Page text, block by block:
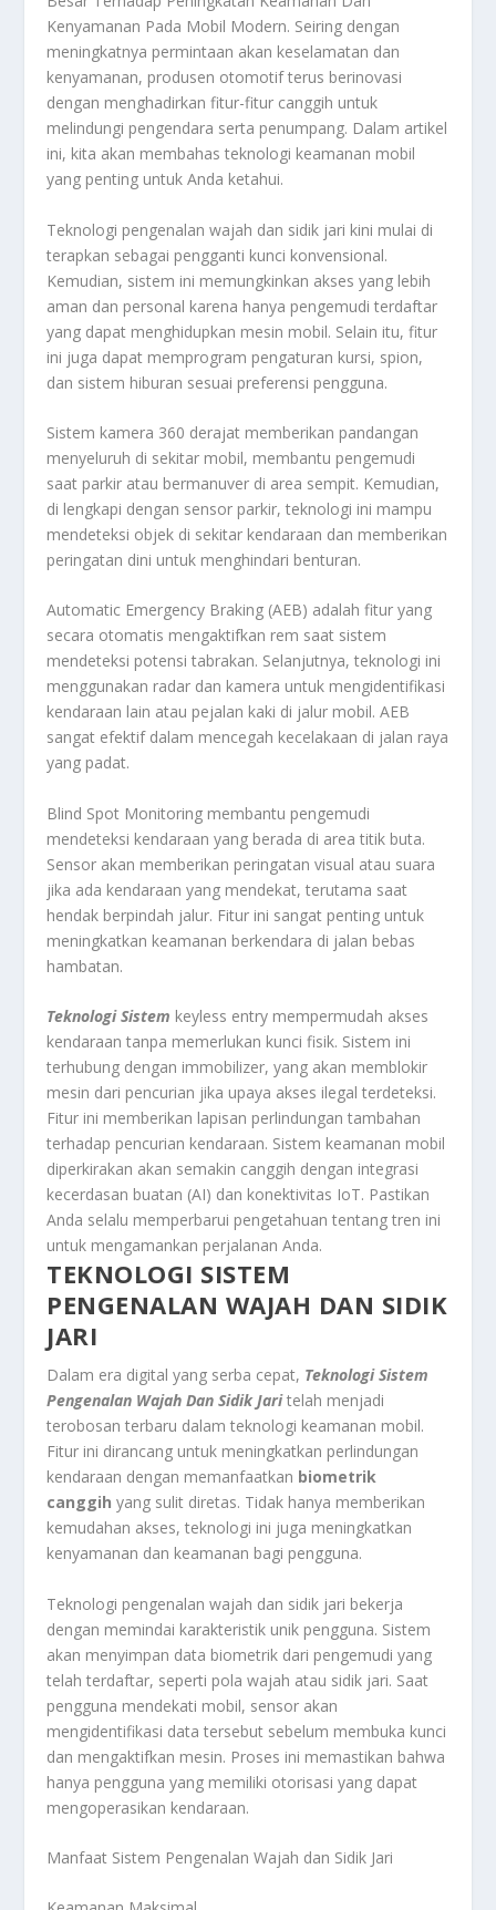
Kenyamanan Pada Mobil Modern. Seiring dengan
meningkatnya permintaan akan keselamatan dan
kenyamanan, produsen otomotif terus berinovasi
dengan menghadirkan fitur-fitur canggih untuk
melindungi pengendara serta penumpang. Dalam artikel
ini, kita akan membahas teknologi keamanan mobil
yang penting untuk Anda ketahui.
Teknologi pengenalan wajah dan sidik jari kini mulai di
terapkan sebagai pengganti kunci konvensional.
Kemudian, sistem ini memungkinkan akses yang lebih
aman dan personal karena hanya pengemudi terdaftar
yang dapat menghidupkan mesin mobil. Selain itu, fitur
ini juga dapat memprogram pengaturan kursi, spion,
dan sistem hiburan sesuai preferensi pengguna.
Sistem kamera 360 derajat memberikan pandangan
menyeluruh di sekitar mobil, membantu pengemudi
saat parkir atau bermanuver di area sempit. Kemudian,
di lengkapi dengan sensor parkir, teknologi ini mampu
mendeteksi objek di sekitar kendaraan dan memberikan
peringatan dini untuk menghindari benturan.
Automatic Emergency Braking (AEB) adalah fitur yang
secara otomatis mengaktifkan rem saat sistem
mendeteksi potensi tabrakan. Selanjutnya, teknologi ini
menggunakan radar dan kamera untuk mengidentifikasi
kendaraan lain atau pejalan kaki di jalur mobil. AEB
sangat efektif dalam mencegah kecelakaan di jalan raya
yang padat.
Blind Spot Monitoring membantu pengemudi
mendeteksi kendaraan yang berada di area titik buta.
Sensor akan memberikan peringatan visual atau suara
jika ada kendaraan yang mendekat, terutama saat
hendak berpindah jalur. Fitur ini sangat penting untuk
meningkatkan keamanan berkendara di jalan bebas
hambatan.
Teknologi Sistem keyless entry mempermudah akses
kendaraan tanpa memerlukan kunci fisik. Sistem ini
terhubung dengan immobilizer, yang akan memblokir
mesin dari pencurian jika upaya akses ilegal terdeteksi.
Fitur ini memberikan lapisan perlindungan tambahan
terhadap pencurian kendaraan. Sistem keamanan mobil
diperkirakan akan semakin canggih dengan integrasi
kecerdasan buatan (AI) dan konektivitas IoT. Pastikan
Anda selalu memperbarui pengetahuan tentang tren ini
untuk mengamankan perjalanan Anda.
TEKNOLOGI SISTEM
PENGENALAN WAJAH DAN SIDIK
JARI
Dalam era digital yang serba cepat, Teknologi Sistem
Pengenalan Wajah Dan Sidik Jaritelah menjadi
terobosan terbaru dalam teknologi keamanan mobil.
Fitur ini dirancang untuk meningkatkan perlindungan
kendaraan dengan memanfaatkan biometrik
canggih yang sulit diretas. Tidak hanya memberikan
kemudahan akses, teknologi ini juga meningkatkan
kenyamanan dan keamanan bagi pengguna.
Teknologi pengenalan wajah dan sidik jari bekerja
dengan memindai karakteristik unik pengguna. Sistem
akan menyimpan data biometrik dari pengemudi yang
telah terdaftar, seperti pola wajah atau sidik jari. Saat
pengguna mendekati mobil, sensor akan
mengidentifikasi data tersebut sebelum membuka kunci
dan mengaktifkan mesin. Proses ini memastikan bahwa
hanya pengguna yang memiliki otorisasi yang dapat
mengoperasikan kendaraan.
Manfaat Sistem Pengenalan Wajah dan Sidik Jari